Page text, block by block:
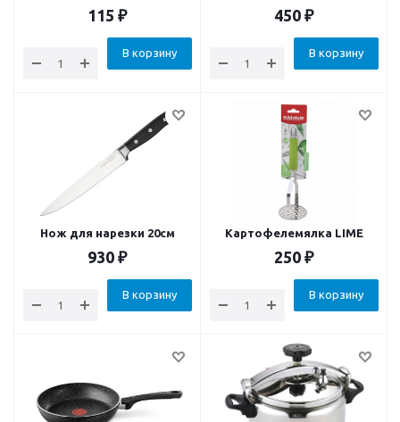
115 ₽
В корзину
450 ₽
В корзину
Нож для нарезки 20см
930 ₽
В корзину
Картофелемялка LIME
250 ₽
В корзину